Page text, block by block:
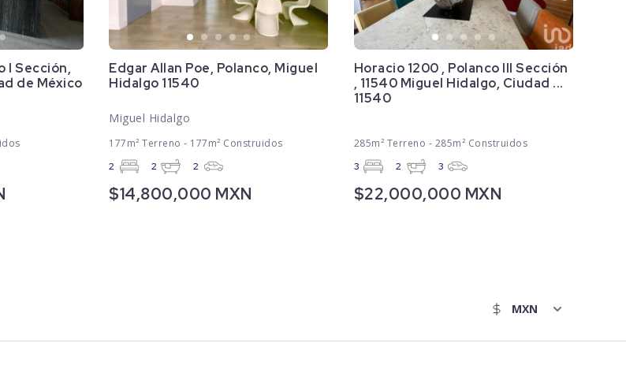
I Sección,
de México
Edgar Allan Poe, Polanco, Miguel
Hidalgo 11540
Miguel Hidalgo
177m² Terreno - 177m² Construidos
2 2 2
$14,800,000 MXN
Horacio 1200 , Polanco III Sección
, 11540 Miguel Hidalgo, Ciudad ...
11540
285m² Terreno - 285m² Construidos
3 2 3
$22,000,000 MXN